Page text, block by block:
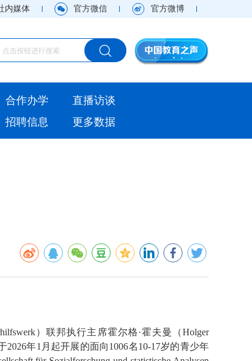
内媒体 官方微信 官方微博
合作办学
直播访谈
招聘信息 更多数据
）联邦执行主席霍尔格·霍夫曼（Holger
2026年1月起开展的面向1006名10-17岁的青少年